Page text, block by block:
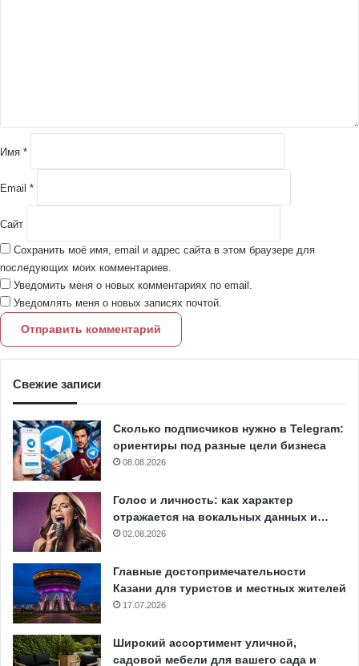
и
й
Имя *
Email *
Сайт
Сохранить моё имя, email и адрес сайта в этом браузере для
последующих моих комментариев.
Уведомить меня о новых комментариях по email.
Уведомлять меня о новых записях почтой.
Свежие записи
Сколько подписчиков нужно в Telegram:
ориентиры под разные цели бизнеса
08.08.2026
Голос и личность: как характер
отражается на вокальных данных и…
02.08.2026
Главные достопримечательности
Казани для туристов и местных жителей
17.07.2026
Широкий ассортимент уличной,
садовой мебели для вашего сада и